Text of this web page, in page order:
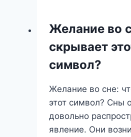
он
его
Желание во
скрывает
символ?
Желание во сне:
этот символ? Сны
довольно
явление. Они